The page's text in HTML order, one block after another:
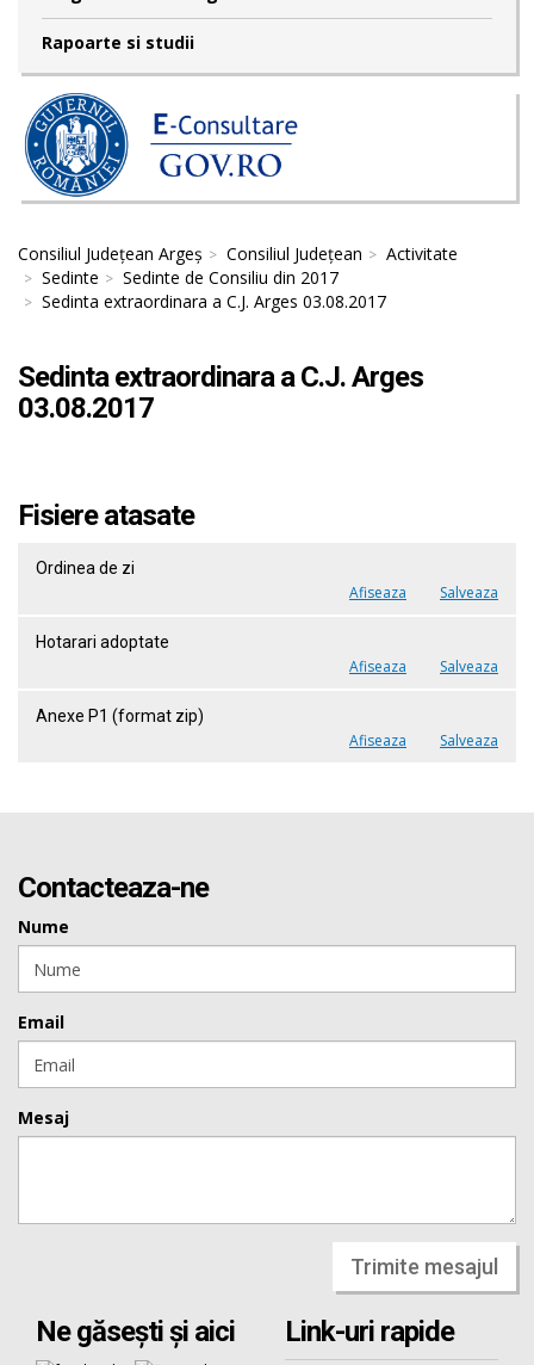
Rapoarte si studii
Consiliul Județean Argeș Consiliul Județean
Activitate
Sedinte
Sedinte de Consiliu din 2017
Sedinta extraordinara a C.J. Arges 03.08.2017
Sedinta extraordinara a C.J. Arges
03.08.2017
Fisiere atasate
Ordinea de zi
Afiseaza Salveaza
Hotarari adoptate
Afiseaza Salveaza
Anexe P1 (format zip)
Afiseaza Salveaza
Contacteaza-ne
Nume
Email
Mesaj
Trimite mesajul
Ne găsești și aici Link-uri rapide